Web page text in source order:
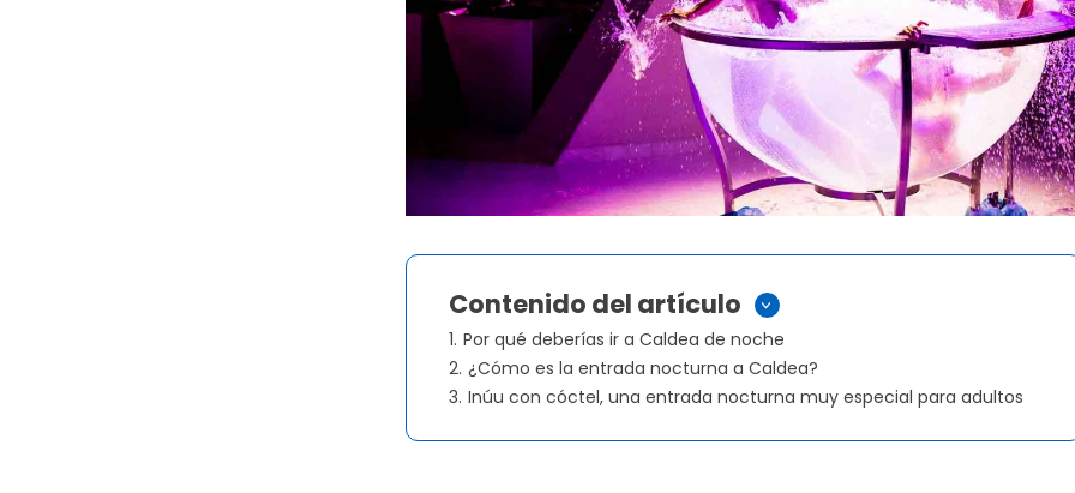
Contenido del artículo >
1. Por qué deberías ir a Caldea de noche
2. ¿Cómo es la entrada nocturna a Caldea?
3. Inúu con cóctel, una entrada nocturna muy especial para adultos